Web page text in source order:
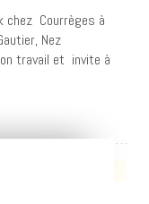
Courrèges à
Nez
travail et invite à